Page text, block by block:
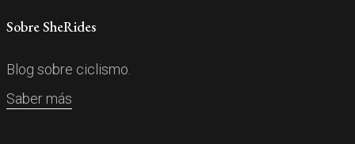
Sobre SheRides
Blog sobre ciclismo.
Saber más